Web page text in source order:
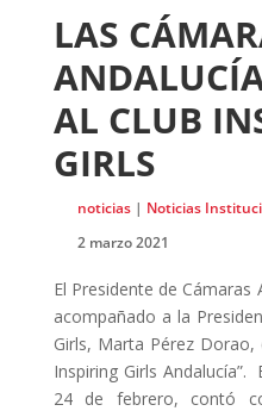
LAS
AL CLUB
GIRLS
noticias| Noticias
2 marzo 2021
El Presidente de Cámaras
acompañado a la
Girls, Marta Pérez Dorao,
Inspiring Girls
24 de febrero, contó